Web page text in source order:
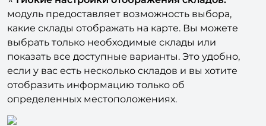
модуль предоставляет возможность выбора,
какие склады отображать на карте. Вы можете
выбрать только необходимые склады или
показать все доступные варианты. Это удобно,
если у вас есть несколько складов и вы хотите
отобразить информацию только об
определенных местоположениях.